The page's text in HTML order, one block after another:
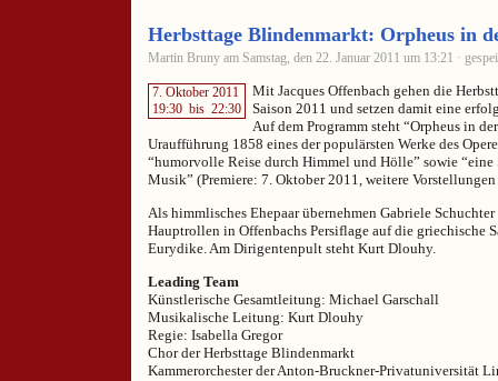
Herbsttage Blindenmarkt: Orpheus in
Martin Bruny am Samstag, den 22. Januar 2011 um 13:21 ·
7. Oktober 2011
19:30 bis 22:30
Mit Jacques Offenbach gehen die
Saison 2011 und setzen damit eine
Auf dem Programm steht “Orpheus in
Uraufführung 1858 eines der populärsten Werke des
“humorvolle Reise durch Himmel und Hölle” sowie
Musik” (Premiere: 7. Oktober 2011, weitere
Als himmlisches Ehepaar übernehmen Gabriele
Hauptrollen in Offenbachs Persiflage auf die griechische
Eurydike. Am Dirigentenpult steht Kurt Dlouhy.
Leading Team
Künstlerische Gesamtleitung: Michael Garschall
Musikalische Leitung: Kurt Dlouhy
Regie: Isabella Gregor
Chor der Herbsttage Blindenmarkt
Kammerorchester der Anton-Bruckner-Privatuniversität